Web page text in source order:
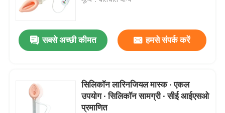
नासॉफिरिन्जियल एयरवे ट्यूब
सबसे अच्छी कीमत हमसे संपर्क करें
सिलिकॉन लारिनजियल मास्क ∙ एकल
उपयोग ∙ सिलिकॉन सामग्री ∙ सीई आईएसओ
प्रमाणित